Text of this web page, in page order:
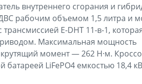
внутреннего сгорания и
рабочим объемом 1,5 литра и
E-DHT 11-в-1,
Максимальная мощность
крутящий момент — 262 Н·м.
LiFePO4 емкостью 18,4